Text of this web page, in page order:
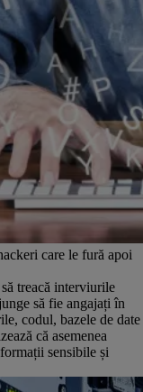
care le fură apoi
treacă interviurile
să fie angajați în
codul, bazele de date
că asemenea
sensibile și